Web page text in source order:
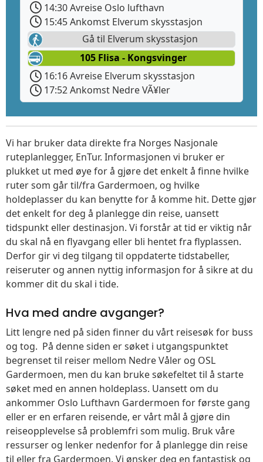
14:30 Avreise Oslo lufthavn
15:45 Ankomst Elverum skysstasjon
Gå til Elverum skysstasjon
105 Flisa - Kongsvinger
16:16 Avreise Elverum skysstasjon
17:52 Ankomst Nedre VÃ¥ler
Vi har bruker data direkte fra Norges Nasjonale
ruteplanlegger, EnTur. Informasjonen vi bruker er
plukket ut med øye for å gjøre det enkelt å finne hvilke
ruter som går til/fra Gardermoen, og hvilke
holdeplasser du kan benytte for å komme hit. Dette gjør
det enkelt for deg å planlegge din reise, uansett
tidspunkt eller destinasjon. Vi forstår at tid er viktig når
du skal nå en flyavgang eller bli hentet fra flyplassen.
Derfor gir vi deg tilgang til oppdaterte tidstabeller,
reiseruter og annen nyttig informasjon for å sikre at du
kommer dit du skal i tide.
Hva med andre avganger?
Litt lengre ned på siden finner du vårt reisesøk for buss
og tog. På denne siden er søket i utgangspunktet
begrenset til reiser mellom Nedre Våler og OSL
Gardermoen, men du kan bruke søkefeltet til å starte
søket med en annen holdeplass. Uansett om du
ankommer Oslo Lufthavn Gardermoen for første gang
eller er en erfaren reisende, er vårt mål å gjøre din
reiseopplevelse så problemfri som mulig. Bruk våre
ressurser og lenker nedenfor for å planlegge din reise
til eller fra Gardermoen. Vi ønsker deg en fantastisk og